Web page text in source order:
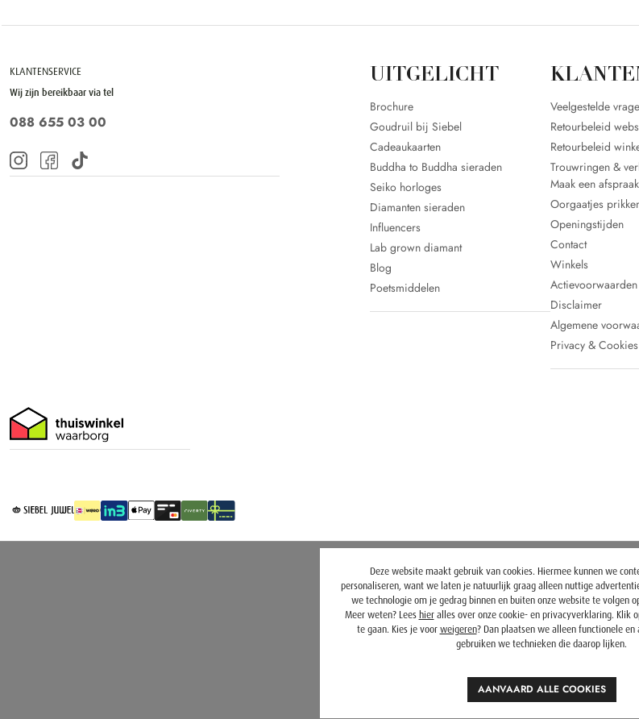
KLANTENSERVICE
Wij zijn bereikbaar via tel
088 655 03 00
UITGELICHT
Brochure
Goudruil bij Siebel
Cadeaukaarten
Buddha to Buddha sieraden
Seiko horloges
Diamanten sieraden
Influencers
Lab grown diamant
Blog
Poetsmiddelen
Veelgestelde
Retourbeleid
Retourbeleid
Trouwringen &
Maak een
Oorgaatjes
Openingstijden
Contact
Winkels
Actievoorwaarden
Disclaimer
Algemene
Privacy & Cookies
Deze website maakt gebruik van cookies. Hiermee kunnen we
personaliseren, want we laten je natuurlijk graag alleen nuttige
we technologie om je gedrag binnen en buiten onze website te volgen
Meer weten? Lees hieralles over onze cookie- en privacyverklaring. Klik
te gaan. Kies je voor weigeren? Dan plaatsen we alleen functionele en
gebruiken we technieken die daarop lijken.
AANVAARD ALLE COOKIES